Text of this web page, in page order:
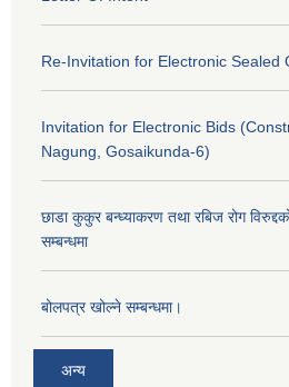
Re-Invitation for Electronic Sealed
Invitation for Electronic Bids
Nagung, Gosaikunda-6)
छाडा कुकुर बन्ध्याकरण तथा रबिज रोग
सम्बन्धमा
बोलपत्र खोल्ने सम्बन्धमा।
अन्य